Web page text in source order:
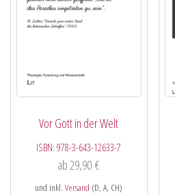
Vor Gott in der Welt
ISBN:978-3-643-12633-7
ab29,90€
und inkl.Versand (D, A, CH)